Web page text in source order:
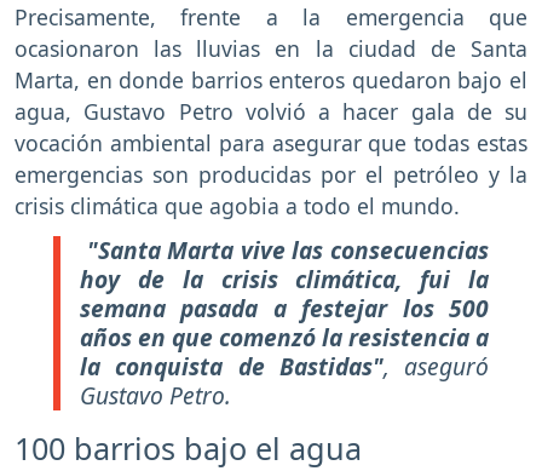
Precisamente, frente a la emergencia que
ocasionaron las lluvias en la ciudad de Santa
Marta, en donde barrios enteros quedaron bajo el
agua, Gustavo Petro volvió a hacer gala de su
vocación ambiental para asegurar que todas estas
emergencias son producidas por el petróleo y la
crisis climática que agobia a todo el mundo.
"Santa Marta vive las consecuencias
hoy de la crisis climática, fui la
semana pasada a festejar los 500
años en que comenzó la resistencia a
la conquista de Bastidas", aseguró
Gustavo Petro.
100 barrios bajo el agua